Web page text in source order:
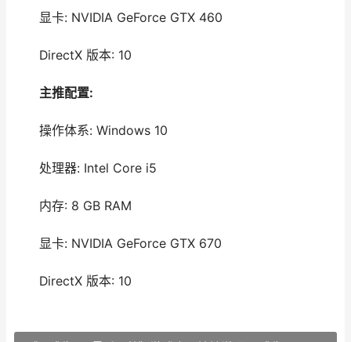
显卡: NVIDIA GeForce GTX 460
DirectX 版本: 10
主推配置:
操作体系: Windows 10
处理器: Intel Core i5
内存: 8 GB RAM
显卡: NVIDIA GeForce GTX 670
DirectX 版本: 10